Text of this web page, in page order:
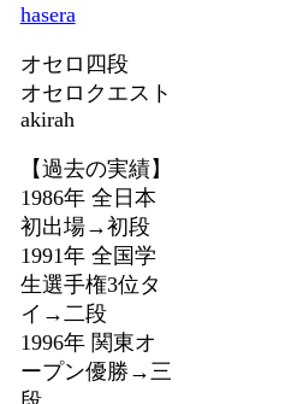
hasera
オセロ四段
オセロクエスト
akirah
【過去の実績】
1986年 全日本
初出場→初段
1991年 全国学
生選手権3位タ
イ→二段
1996年 関東オ
ープン優勝→三